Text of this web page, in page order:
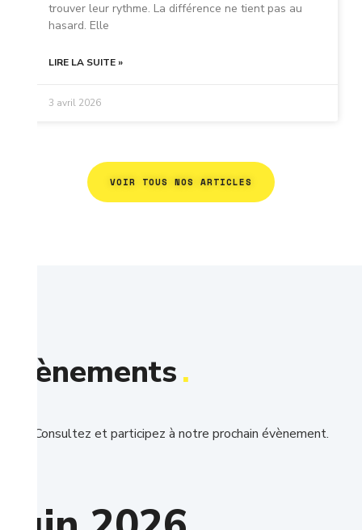
trouver leur rythme. La différence ne tient pas au
hasard. Elle
LIRE LA SUITE »
3 avril 2026
VOIR TOUS NOS ARTICLES
Évènements.
Consultez et participez à notre prochain évènement.